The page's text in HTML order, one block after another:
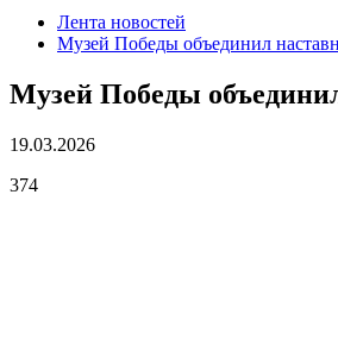
Лента новостей
Музей Победы объединил
Музей Победы
19.03.2026
374